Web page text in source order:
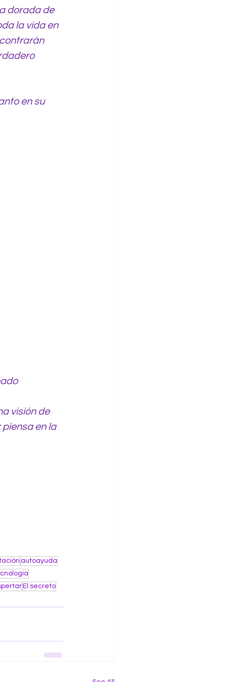
dorada de
la vida en
en su
visión de
en la
autoayuda
El secreto